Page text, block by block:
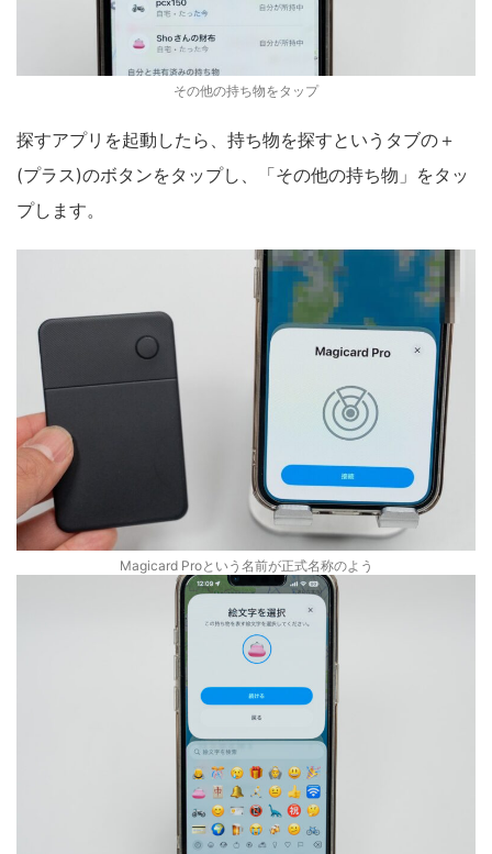
その他の持ち物をタップ
探すアプリを起動したら、持ち物を探すというタブの＋
(プラス)のボタンをタップし、「その他の持ち物」をタッ
プします。
Magicard Proという名前が正式名称のよう